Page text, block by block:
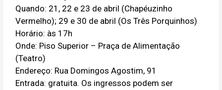
Quando: 21, 22 e 23 de abril (Chapéuzinho
Vermelho); 29 e 30 de abril (Os Três Porquinhos)
Horário: às 17h
Onde: Piso Superior – Praça de Alimentação
(Teatro)
Endereço: Rua Domingos Agostim, 91
Entrada: gratuita. Os ingressos podem ser